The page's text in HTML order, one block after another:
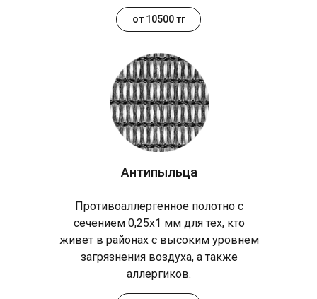
Антипыльца
Противоаллергенное полотно с
сечением 0,25х1 мм для тех, кто
живет в районах с высоким уровнем
загрязнения воздуха, а также
аллергиков.
от 10500 тг